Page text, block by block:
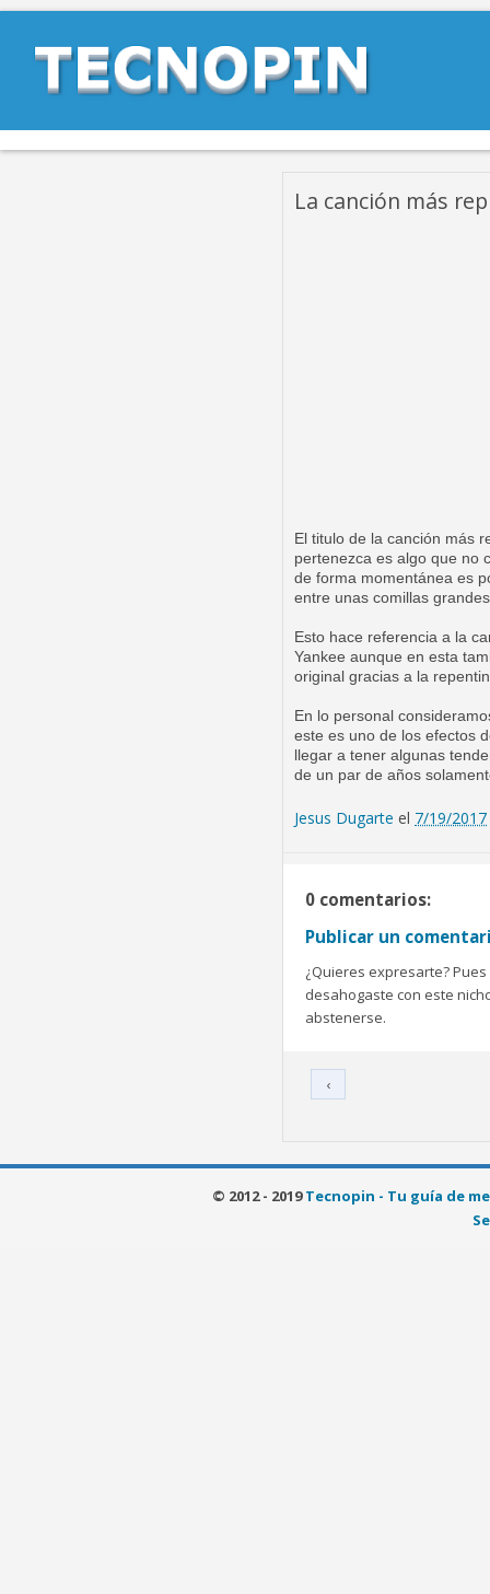
La canción más
El titulo de la canción más
pertenezca es algo que no
de forma momentánea es
entre unas comillas
Esto hace referencia a la
Yankee aunque en esta
original gracias a la
En lo personal
este es uno de los efectos
llegar a tener algunas
de un par de años
Jesus Dugarte el 7/19/2017
0 comentarios:
Publicar un
¿Quieres expresarte?
desahogaste con este
abstenerse.
‹
© 2012 - 2019Tecnopin - Tu guía de